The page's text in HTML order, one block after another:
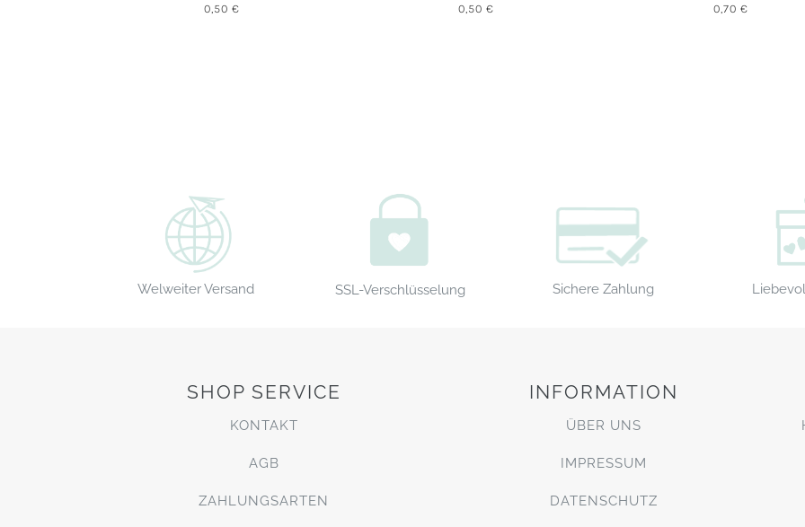
0,50 € 0,50€ 0,70€
Welweiter Versand SSL-Verschlüsselung Sichere Zahlung
SHOP SERVICE
KONTAKT
AGB
ZAHLUNGSARTEN
INFORMATION
ÜBER UNS
IMPRESSUM
DATENSCHUTZ